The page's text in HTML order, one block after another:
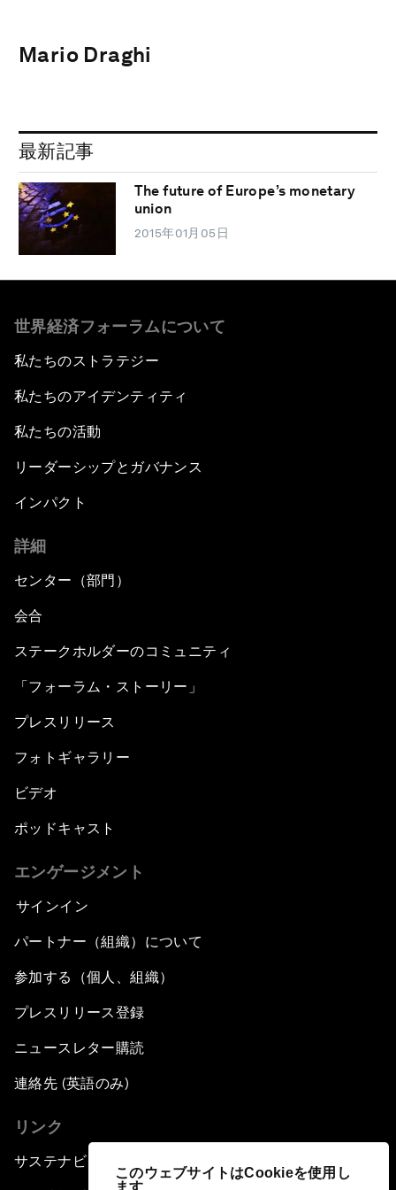
このウェブサイトはCookieを使用し
ます
Mario Draghi
最新記事
The future of Europe’s monetary
union
2015年01月05日
世界経済フォーラムについて
私たちのストラテジー
私たちのアイデンティティ
私たちの活動
リーダーシップとガバナンス
インパクト
詳細
センター（部門）
会合
ステークホルダーのコミュニティ
「フォーラム・ストーリー」
プレスリリース
フォトギャラリー
ビデオ
ポッドキャスト
エンゲージメント
サインイン
パートナー（組織）について
参加する（個人、組織）
プレスリリース登録
ニュースレター購読
連絡先 (英語のみ)
リンク
サステナビリティへの取り組み